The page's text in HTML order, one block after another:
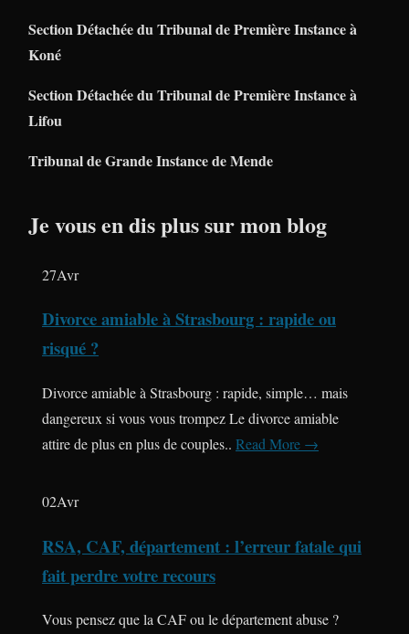
Section Détachée du Tribunal de Première Instance à
Koné
Section Détachée du Tribunal de Première Instance à
Lifou
Tribunal de Grande Instance de Mende
Je vous en dis plus sur mon blog
27Avr
Divorce amiable à Strasbourg : rapide ou
risqué ?
Divorce amiable à Strasbourg : rapide, simple… mais
dangereux si vous vous trompez Le divorce amiable
attire de plus en plus de couples.. Read More →
02Avr
RSA, CAF, département : l’erreur fatale qui
fait perdre votre recours
Vous pensez que la CAF ou le département abuse ?